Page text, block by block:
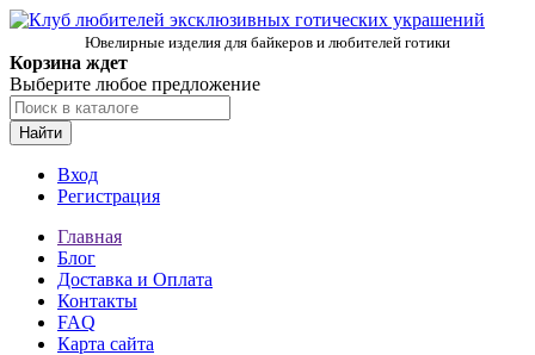
Ювелирные изделия для байкеров и любителей готики
Корзина ждет
Выберите любое предложение
Найти
Вход
Регистрация
Главная
Блог
Доставка и Оплата
Контакты
FAQ
Карта сайта